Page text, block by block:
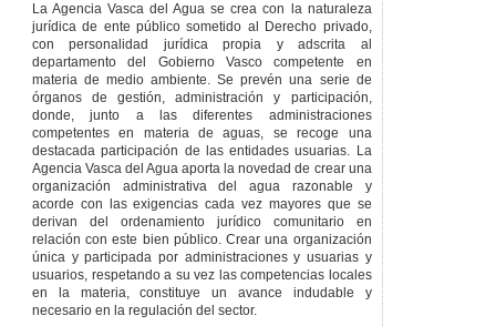
públicas de la
Comunidad Autónoma
que viniera
desarrollando
funciones en materias
reguladas por la
presente ley podrá ser
integrado en la
Agencia Vasca del
Agua.
Tercera–
Corresponderá al
Gobierno la
actualización del
importe de las
sanciones pecuniarias
de acuerdo con el
La Agencia Vasca del Agua se crea con la naturaleza
jurídica de ente público sometido al Derecho privado,
con personalidad jurídica propia y adscrita al
departamento del Gobierno Vasco competente en
materia de medio ambiente. Se prevén una serie de
órganos de gestión, administración y participación,
donde, junto a las diferentes administraciones
competentes en materia de aguas, se recoge una
destacada participación de las entidades usuarias. La
Agencia Vasca del Agua aporta la novedad de crear una
organización administrativa del agua razonable y
acorde con las exigencias cada vez mayores que se
derivan del ordenamiento jurídico comunitario en
relación con este bien público. Crear una organización
única y participada por administraciones y usuarias y
usuarios, respetando a su vez las competencias locales
en la materia, constituye un avance indudable y
necesario en la regulación del sector.